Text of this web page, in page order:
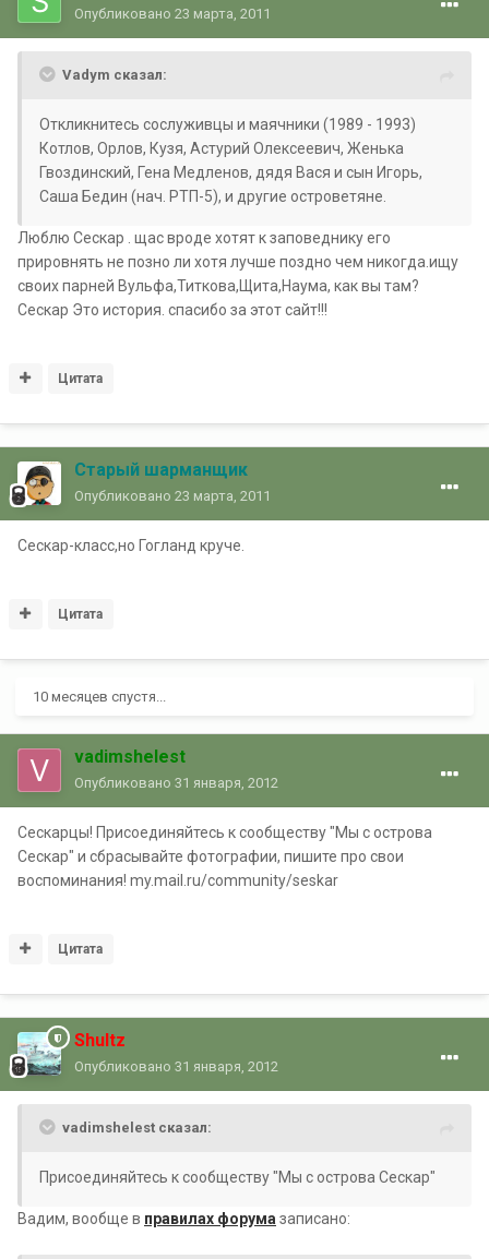
Опубликовано 23 марта, 2011
Vadym сказал:
Откликнитесь сослуживцы и маячники (1989 - 1993)
Котлов, Орлов, Кузя, Астурий Олексеевич, Женька
Гвоздинский, Гена Медленов, дядя Вася и сын Игорь,
Саша Бедин (нач. РТП-5), и другие островетяне.
Люблю Сескар . щас вроде хотят к заповеднику его
прировнять не позно ли хотя лучше поздно чем никогда.ищу
своих парней Вульфа,Титкова,Щита,Наума, как вы там?
Сескар Это история. спасибо за этот сайт!!!
Цитата
Старый шарманщик
Опубликовано 23 марта, 2011
Сескар-класс,но Гогланд круче.
Цитата
10 месяцев спустя...
vadimshelest
Опубликовано 31 января, 2012
Сескарцы! Присоединяйтесь к сообществу "Мы с острова
Сескар" и сбрасывайте фотографии, пишите про свои
воспоминания! my.mail.ru/community/seskar
Цитата
Shultz
Опубликовано 31 января, 2012
vadimshelest сказал:
Присоединяйтесь к сообществу "Мы с острова Сескар"
Вадим, вообще в правилах форумазаписано: